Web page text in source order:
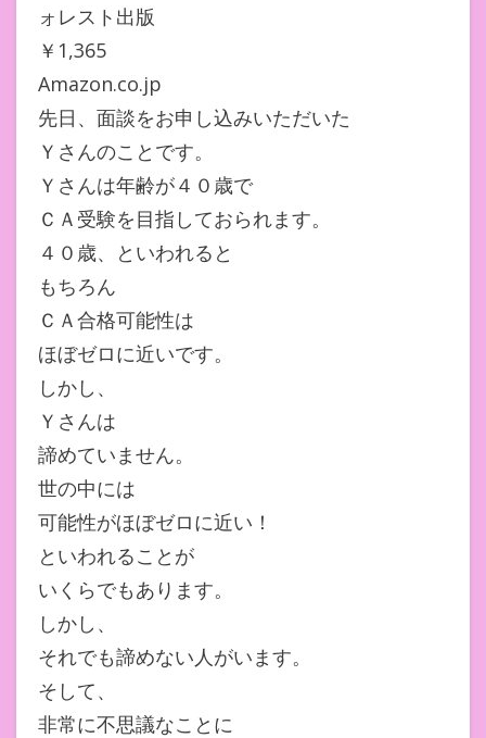
ォレスト出版
￥1,365
Amazon.co.jp
先日、面談をお申し込みいただいた
Ｙさんのことです。
Ｙさんは年齢が４０歳で
ＣＡ受験を目指しておられます。
４０歳、といわれると
もちろん
ＣＡ合格可能性は
ほぼゼロに近いです。
しかし、
Ｙさんは
諦めていません。
世の中には
可能性がほぼゼロに近い！
といわれることが
いくらでもあります。
しかし、
それでも諦めない人がいます。
そして、
非常に不思議なことに